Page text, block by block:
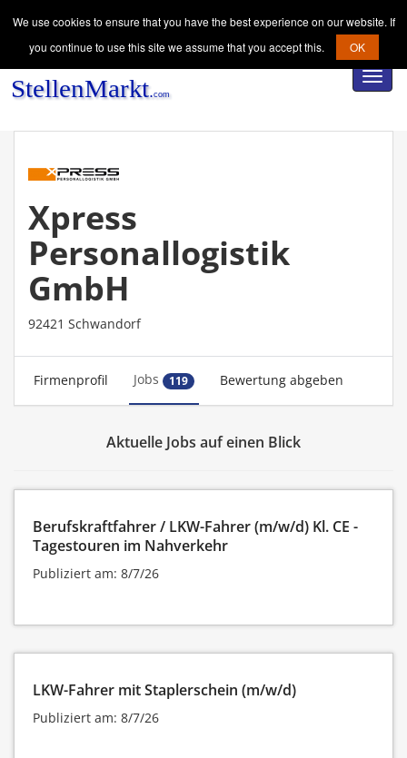
Xpress
Personallogistik
GmbH
92421 Schwandorf
Firmenprofil Jobs 119 Bewertung abgeben
Aktuelle Jobs auf einen Blick
Berufskraftfahrer / LKW-Fahrer (m/w/d) Kl. CE -
Tagestouren im Nahverkehr
Publiziert am: 8/7/26
LKW-Fahrer mit Staplerschein (m/w/d)
Publiziert am: 8/7/26
We use cookies to ensure that you have the best experience on our website. If
you continue to use this site we assume that you accept this.
OK